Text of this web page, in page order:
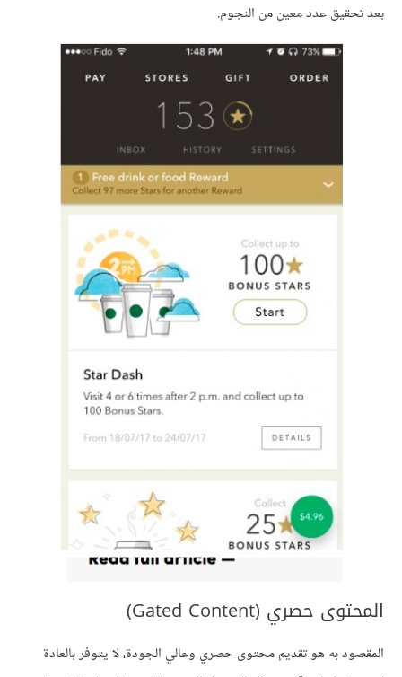
بعد تحقيق عدد معين من النجوم.
المحتوى حصري (Gated Content)
المقصود به هو تقديم محتوى حصري وعالي الجودة، لا يتوفر بالعادة